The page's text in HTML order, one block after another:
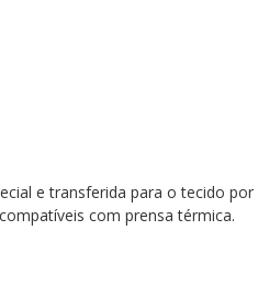
e transferida para o tecido por
com prensa térmica.